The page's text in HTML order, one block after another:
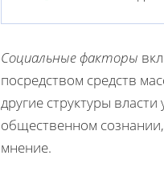
Социальные факторы
посредством средств
другие структуры
общественном
мнение.